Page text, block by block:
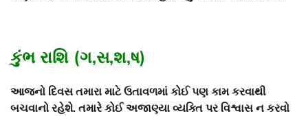
કુંભ રાશિ (ગ,સ,શ,ષ)
આજનો દિવસ તમારા માટે ઉતાવળમાં કોઈ પણ કામ કરવાથી
બચવાનો રહેશે. તમારે કોઈ અજાણ્યા વ્યક્તિ પર વિશ્વાસ ન કરવો